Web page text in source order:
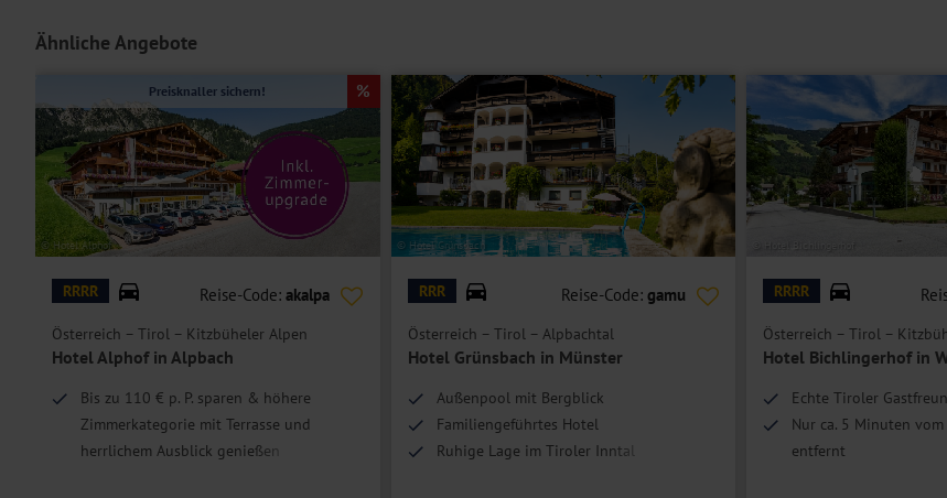
Einzelzimmerbieten eine Schlafmöglichkeit für eine Person.
Hoteleinrichtungen und Zimmerausstattung teilweise gegen Gebühr.
Ähnliche Angebote
© Hotel Alphof
Preisknaller sichern!
RRRR Reise-Code: akalpa
Österreich – Tirol – Kitzbüheler Alpen
Hotel Alphof in Alpbach
Bis zu 110 € p. P. sparen & höhere
Zimmerkategorie mit Terrasse und
herrlichem Ausblick genießen
© Hotel Grünsbach
RRR Reise-Code: gamu
Österreich – Tirol – Alpbachtal
Hotel Grünsbach in Münster
Außenpool mit Bergblick
Familiengeführtes Hotel
Ruhige Lage im Tiroler Inntal
© Hotel Bichlingerhof
RRRR
Österreich – Tirol –
Hotel Bichlingerhof in
Echte Tiroler
Nur ca. 5 Minuten
entfernt